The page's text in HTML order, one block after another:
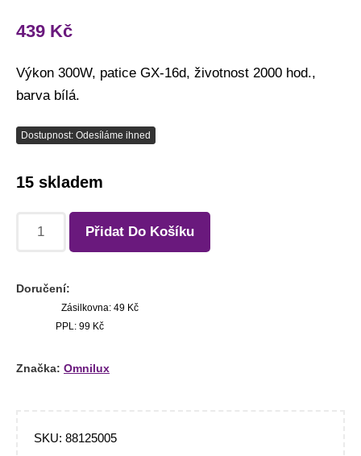
439 Kč
Výkon 300W, patice GX-16d, životnost 2000 hod.,
barva bílá.
Dostupnost: Odesíláme ihned
15 skladem
Přidat Do Košíku
Doručení:
Zásilkovna: 49 Kč
PPL: 99 Kč
Značka: Omnilux
SKU: 88125005